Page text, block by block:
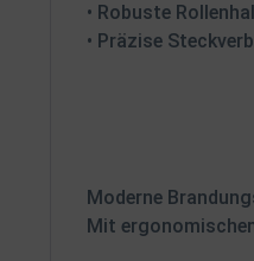
• Robuste
• Präzise
Moderne
Mit